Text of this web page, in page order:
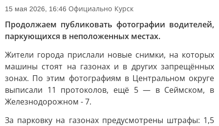
15 мая 2026, 16:46 Официально Курск
Продолжаем публиковать фотографии водителей,
паркующихся в неположенных местах.
Жители города прислали новые снимки, на которых
машины стоят на газонах и в других запрещённых
зонах. По этим фотографиям в Центральном округе
выписали 11 протоколов, ещё 5 — в Сеймском, в
Железнодорожном - 7.
За парковку на газонах предусмотрены штрафы: 1,5